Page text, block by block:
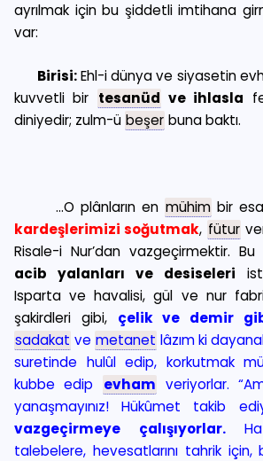
ayrılmak için bu şiddetli imtihana
var:
Birisi:Ehl-i dünya ve siyasetin
kuvvetli bir tesanüd ve ihlasla
diniyedir; zulm-ü beşer buna baktı.
…O plânların en mühim bir
kardeşlerimizi soğutmak, fütur
Risale-i Nur’dan vazgeçirmektir.
acib yalanları ve desiseleri
Isparta ve havalisi, gül ve nur
şakirdleri gibi, çelik ve demir
sadakat ve metanet lâzım ki
suretinde hulûl edip, korkutmak
kubbe edip
evham veriyorlar.
yanaşmayınız! Hükûmet takib
vazgeçirmeye çalışıyorlar.
talebelere, hevesatlarını tahrik için,